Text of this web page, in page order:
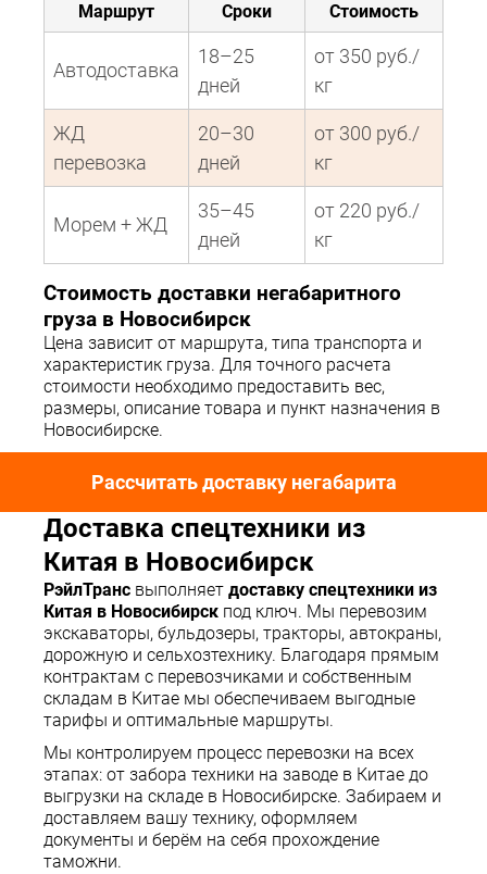
Маршрут Сроки Стоимость
Автодоставка
18–25
дней
от 350 руб./
кг
ЖД
перевозка
20–30
дней
от 300 руб./
кг
Морем + ЖД
35–45
дней
от 220 руб./
кг
Стоимость доставки негабаритного
груза в Новосибирск
Цена зависит от маршрута, типа транспорта и
характеристик груза. Для точного расчета
стоимости необходимо предоставить вес,
размеры, описание товара и пункт назначения в
Новосибирске.
Рассчитать доставку негабарита
Доставка спецтехники из
Китая в Новосибирск
РэйлТранс выполняет доставку спецтехники из
Китая в Новосибирск под ключ. Мы перевозим
экскаваторы, бульдозеры, тракторы, автокраны,
дорожную и сельхозтехнику. Благодаря прямым
контрактам с перевозчиками и собственным
складам в Китае мы обеспечиваем выгодные
тарифы и оптимальные маршруты.
Мы контролируем процесс перевозки на всех
этапах: от забора техники на заводе в Китае до
выгрузки на складе в Новосибирске. Забираем и
доставляем вашу технику, оформляем
документы и берём на себя прохождение
таможни.